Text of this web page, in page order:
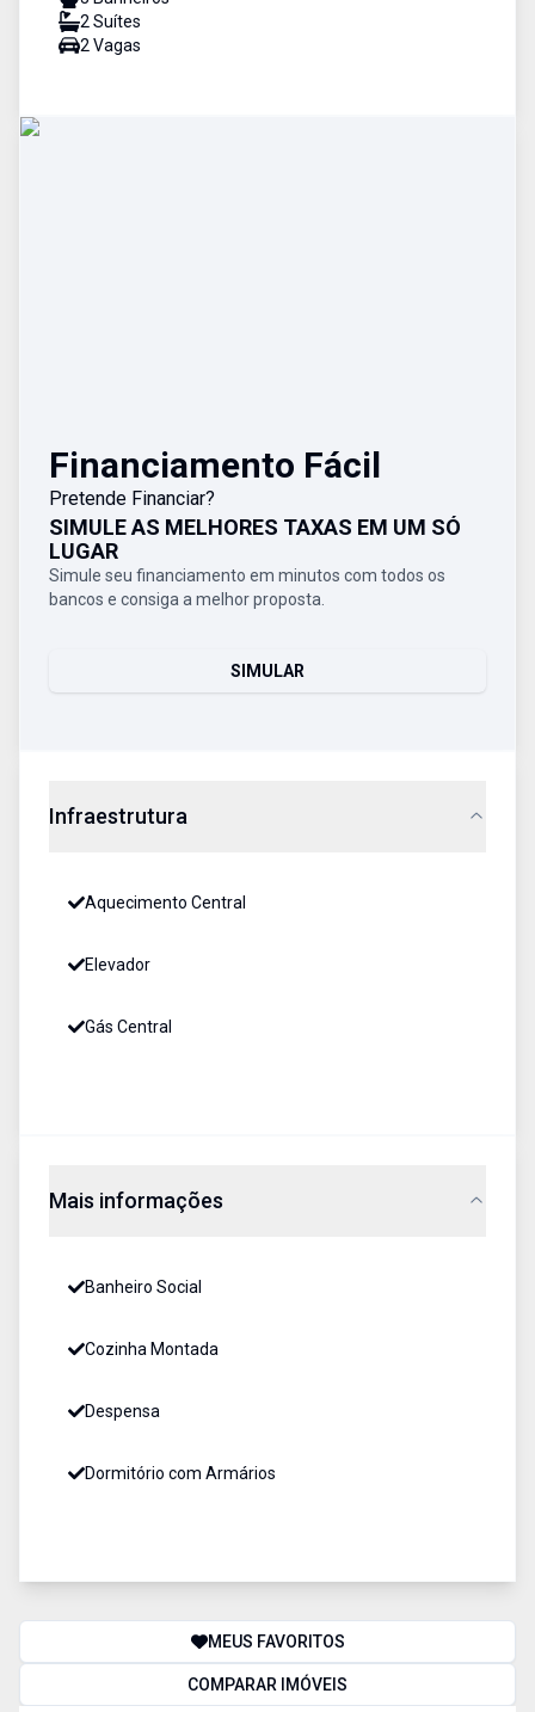
2 Suítes
2 Vagas
Financiamento Fácil
Pretende Financiar?
SIMULE AS MELHORES TAXAS EM UM SÓ
LUGAR
Simule seu financiamento em minutos com todos os
bancos e consiga a melhor proposta.
SIMULAR
Infraestrutura
Aquecimento Central
Elevador
Gás Central
Mais informações
Banheiro Social
Cozinha Montada
Despensa
Dormitório com Armários
MEUS FAVORITOS
COMPARAR IMÓVEIS